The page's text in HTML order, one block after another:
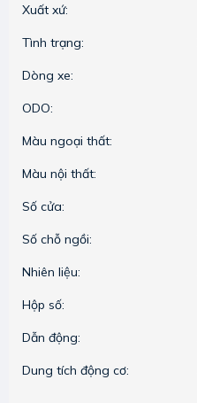
Xuất xứ:
Tình trạng:
Dòng xe:
ODO:
Màu ngoại thất:
Màu nội thất:
Số cửa:
Số chỗ ngồi:
Nhiên liệu:
Hộp số:
Dẫn động:
Dung tích động cơ: